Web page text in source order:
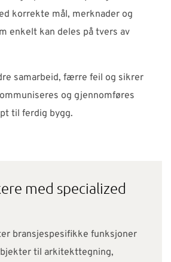
korrekte mål, merknader og
enkelt kan deles på tvers av
samarbeid, færre feil og sikrer
og gjennomføres
til ferdig bygg.
med specialized
bransjespesifikke funksjoner
til arkitekttegning,